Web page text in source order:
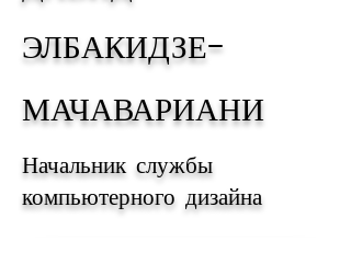
ЭЛБАКИДЗЕ-
МАЧАВАРИАНИ
Начальник службы
компьютерного дизайна